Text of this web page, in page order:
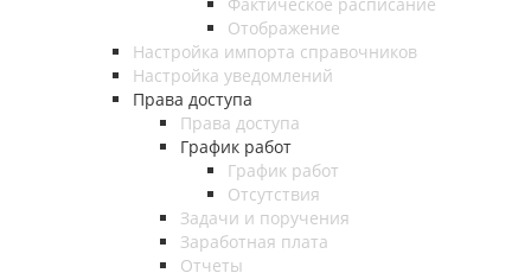
Отображение
Настройка импорта справочников
Настройка уведомлений
Права доступа
Права доступа
График работ
График работ
Отсутствия
Задачи и поручения
Заработная плата
Отчеты